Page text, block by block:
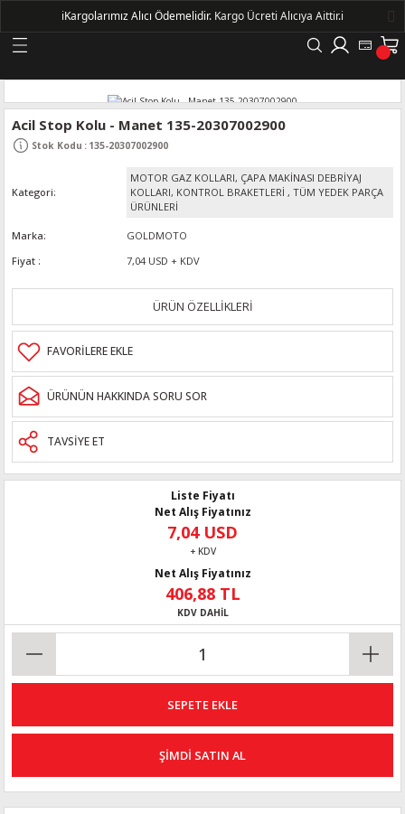
Geri Dön
Acil Stop Kolu - Manet 135-20307002900
Stok Kodu : 135-20307002900
Kategori
MOTOR GAZ KOLLARI, ÇAPA MAKİNASI DEBRİYAJ
KOLLARI, KONTROL BRAKETLERİ , TÜM YEDEK PARÇA
ÜRÜNLERİ
Marka
GOLDMOTO
Fiyat
7,04 USD + KDV
ÜRÜN ÖZELLİKLERİ
ÜRÜNÜN HAKKINDA SORU SOR
TAVSİYE ET
Liste Fiyatı
Net Alış Fiyatınız
7,04 USD
+ KDV
Net Alış Fiyatınız
406,88 TL
KDV DAHİL
SEPETE EKLE
ŞİMDİ SATIN AL
ℹ️Kargolarımız Alıcı Ödemelidir. Kargo Ücreti Alıcıya Aittir.ℹ️